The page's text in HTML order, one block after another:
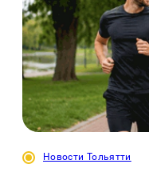
Новости Тольятти